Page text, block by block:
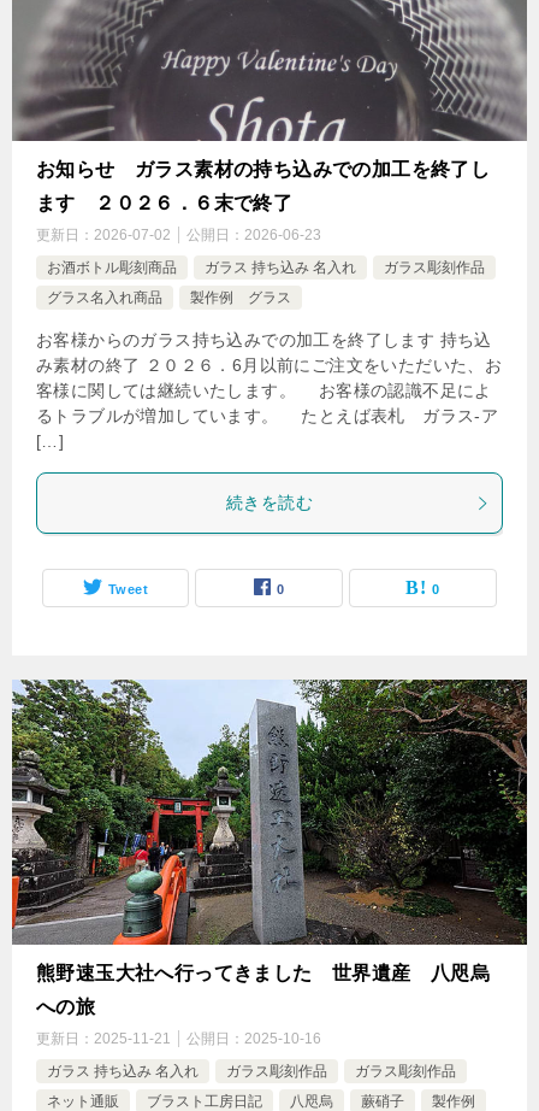
お知らせ ガラス素材の持ち込みでの加工を終了し
ます ２０２６．６末で終了
更新日： 2026-07-02 公開日： 2026-06-23
お酒ボトル彫刻商品
ガラス 持ち込み 名入れ
ガラス彫刻作品
グラス名入れ商品
製作例 グラス
お客様からのガラス持ち込みでの加工を終了します 持ち込
み素材の終了 ２０２６．6月以前にご注文をいただいた、お
客様に関しては継続いたします。 お客様の認識不足によ
るトラブルが増加しています。 たとえば表札 ガラス-ア
[…]
続きを読む
Tweet 0 0
熊野速玉大社へ行ってきました 世界遺産 八咫烏
への旅
更新日： 2025-11-21 公開日： 2025-10-16
ガラス 持ち込み 名入れ
ガラス彫刻作品
ガラス彫刻作品
ネット通販
ブラスト工房日記 八咫烏 蕨硝子
製作例